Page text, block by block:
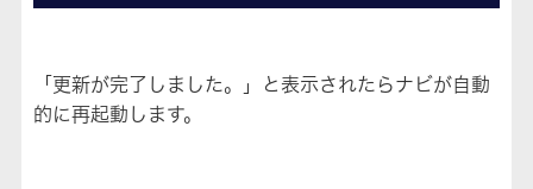
「更新が完了しました。」と表示されたらナビが自動
的に再起動します。